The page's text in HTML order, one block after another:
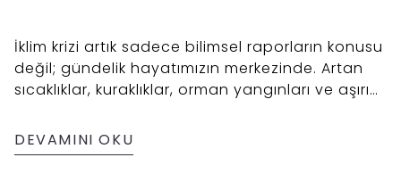
İklim krizi artık sadece bilimsel raporların konusu
değil; gündelik hayatımızın merkezinde. Artan
sıcaklıklar, kuraklıklar, orman yangınları ve aşırı
sonuçları arasında yer alıyor. Bu küresel soruna
karşı bireysel olarak yapabileceğimiz en güçlü
DEVAMINI OKU